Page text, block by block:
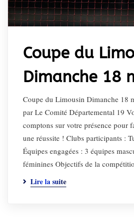
Coupe du
Dimanche 18
Coupe du Limousin Dimanche 18
par Le Comité Départemental 19
comptons sur votre présence pour
une réussite ! Clubs participants :
Équipes engagées : 3 équipes
féminines Objectifs de la
Lire la suite